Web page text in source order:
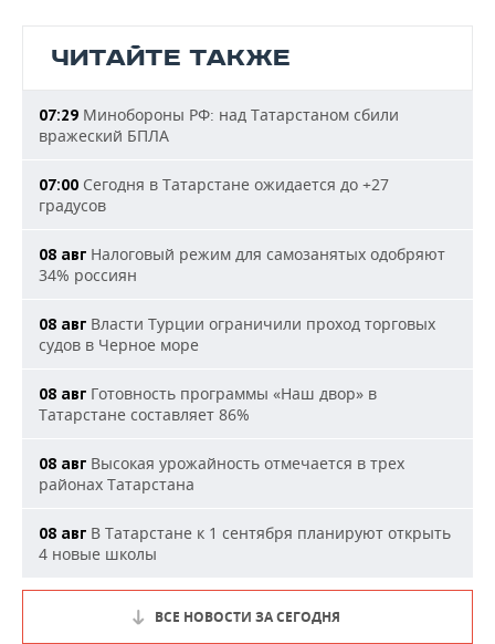
ЧИТАЙТЕ ТАКЖЕ
07:29 Минобороны РФ: над Татарстаном сбили
вражеский БПЛА
07:00 Сегодня в Татарстане ожидается до +27
градусов
08 авг Налоговый режим для самозанятых одобряют
34% россиян
08 авг Власти Турции ограничили проход торговых
судов в Черное море
08 авг Готовность программы «Наш двор» в
Татарстане составляет 86%
08 авг Высокая урожайность отмечается в трех
районах Татарстана
08 авг В Татарстане к 1 сентября планируют открыть
4 новые школы
ВСЕ НОВОСТИ ЗА СЕГОДНЯ